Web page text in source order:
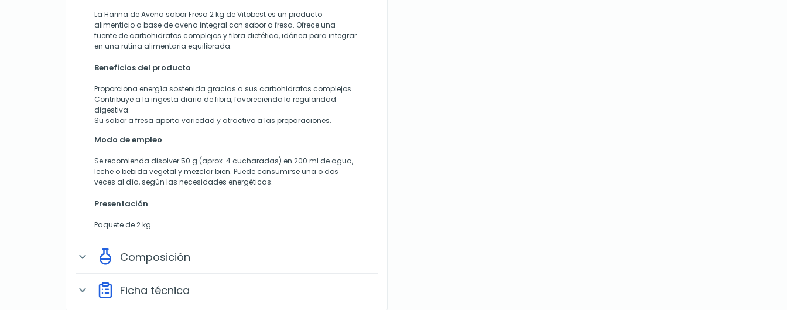
La Harina de Avena sabor Fresa 2 kg de Vitobest es un producto
alimenticio a base de avena integral con sabor a fresa. Ofrece una
fuente de carbohidratos complejos y fibra dietética, idónea para integrar
en una rutina alimentaria equilibrada.
Beneficios del producto
Proporciona energía sostenida gracias a sus carbohidratos complejos.
Contribuye a la ingesta diaria de fibra, favoreciendo la regularidad
digestiva.
Su sabor a fresa aporta variedad y atractivo a las preparaciones.
Modo de empleo
Se recomienda disolver 50 g (aprox. 4 cucharadas) en 200 ml de agua,
leche o bebida vegetal y mezclar bien. Puede consumirse una o dos
veces al día, según las necesidades energéticas.
Presentación
Paquete de 2 kg.
expand_more Composición
expand_more Ficha técnica